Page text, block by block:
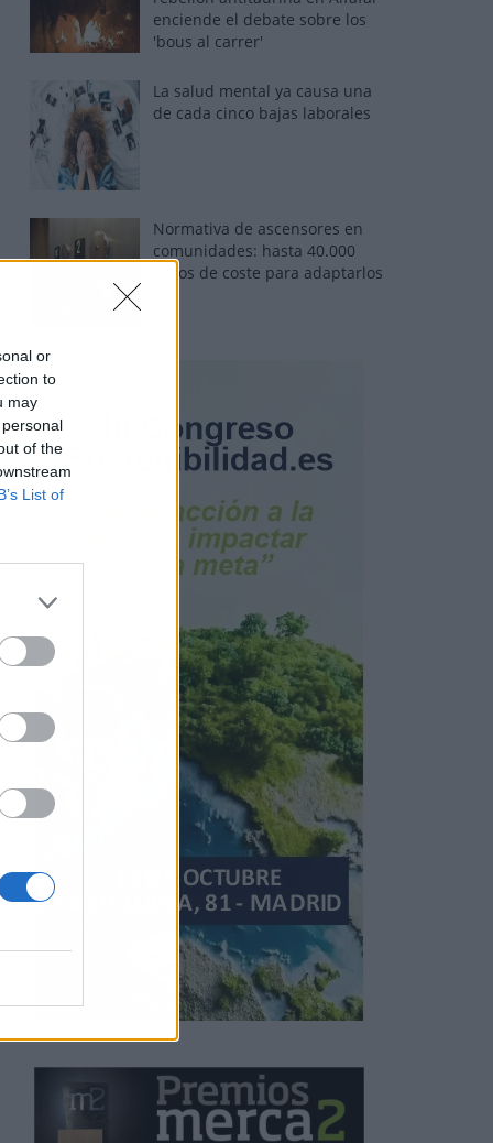
or
to
may
of the
List of
enciende el debate sobre los
'bous al carrer'
La salud mental ya causa una
de cada cinco bajas laborales
Normativa de ascensores en
comunidades: hasta 40.000
euros de coste para adaptarlos